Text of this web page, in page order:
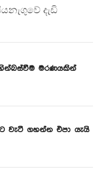
දැඩි
මරණයකින්
වැටී ගහන්න එපා යැයි